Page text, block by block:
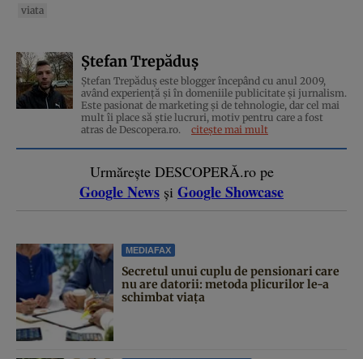
viata
Ștefan Trepăduș
Ștefan Trepăduș este blogger începând cu anul 2009,
având experiență și în domeniile publicitate și jurnalism.
Este pasionat de marketing și de tehnologie, dar cel mai
mult îi place să știe lucruri, motiv pentru care a fost
atras de Descopera.ro.
citește mai mult
Urmărește DESCOPERĂ.ro pe
Google News și Google Showcase
MEDIAFAX
Secretul unui cuplu de pensionari care
nu are datorii: metoda plicurilor le-a
schimbat viața